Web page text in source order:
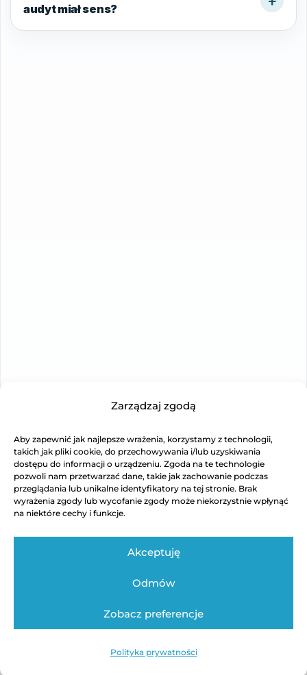
Zarządzaj zgodą
Aby zapewnić jak najlepsze wrażenia, korzystamy z technologii,
takich jak pliki cookie, do przechowywania i/lub uzyskiwania
dostępu do informacji o urządzeniu. Zgoda na te technologie
pozwoli nam przetwarzać dane, takie jak zachowanie podczas
przeglądania lub unikalne identyfikatory na tej stronie. Brak
wyrażenia zgody lub wycofanie zgody może niekorzystnie wpłynąć
na niektóre cechy i funkcje.
Akceptuję
Odmów
Zobacz preferencje
Polityka prywatności
audyt miał sens?
→
FitMakerFischer · Stack Review
RegulaminPolityka prywatności